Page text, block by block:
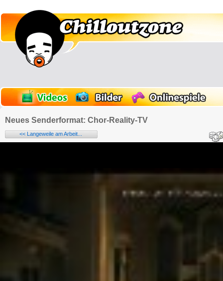
Neues Senderformat: Chor-Reality-TV
<< Langeweile am Arbeit...